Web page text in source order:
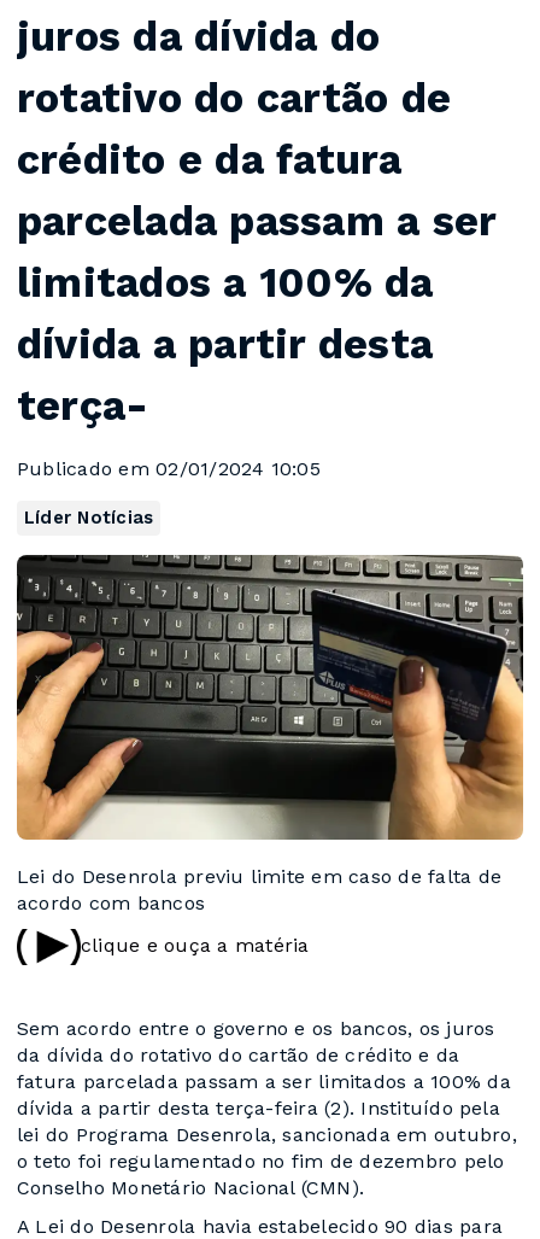
juros da dívida do
rotativo do cartão de
crédito e da fatura
parcelada passam a ser
limitados a 100% da
dívida a partir desta
terça-
Publicado em 02/01/2024 10:05
Líder Notícias
Lei do Desenrola previu limite em caso de falta de
acordo com bancos
clique e ouça a matéria
Sem acordo entre o governo e os bancos, os juros
da dívida do rotativo do cartão de crédito e da
fatura parcelada passam a ser limitados a 100% da
dívida a partir desta terça-feira (2). Instituído pela
lei do Programa Desenrola, sancionada em outubro,
o teto foi regulamentado no fim de dezembro pelo
Conselho Monetário Nacional (CMN).
A Lei do Desenrola havia estabelecido 90 dias para